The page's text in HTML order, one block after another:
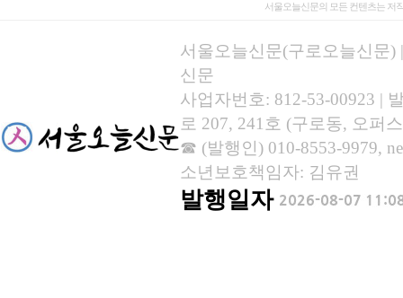
서울오늘신문의 모든 컨텐츠는 저
서울오늘신문(구로오늘신문)
신문
사업자번호: 812-53-00923 |
로 207, 241호 (구로동, 오퍼
☎ (발행인) 010-8553-9979,
소년보호책임자: 김유권
발행일자